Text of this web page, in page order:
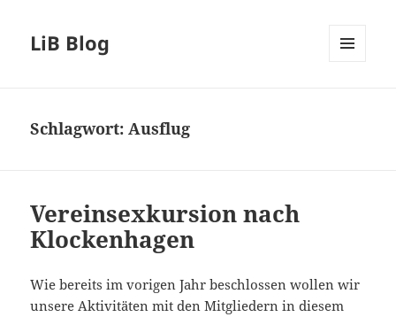
LiB Blog
Schlagwort:Ausflug
Vereinsexkursion nach
Klockenhagen
Wie bereits im vorigen Jahr beschlossen wollen wir
unsere Aktivitäten mit den Mitgliedern in diesem